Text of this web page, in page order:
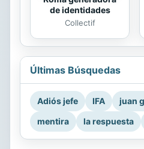
de identidades
Collectif
Últimas Búsquedas
Adiós jefe IFA
juan
mentira
la respuesta